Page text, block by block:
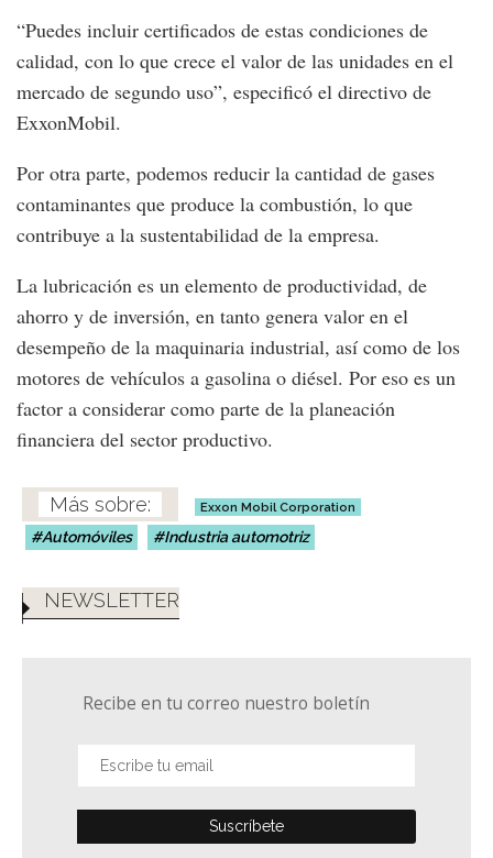
“Puedes incluir certificados de estas condiciones de
calidad, con lo que crece el valor de las unidades en el
mercado de segundo uso”, especificó el directivo de
ExxonMobil.
Por otra parte, podemos reducir la cantidad de gases
contaminantes que produce la combustión, lo que
contribuye a la sustentabilidad de la empresa.
La lubricación es un elemento de productividad, de
ahorro y de inversión, en tanto genera valor en el
desempeño de la maquinaria industrial, así como de los
motores de vehículos a gasolina o diésel. Por eso es un
factor a considerar como parte de la planeación
financiera del sector productivo.
Exxon Mobil Corporation
Automóviles Industria automotriz
NEWSLETTER
Recibe en tu correo nuestro boletín